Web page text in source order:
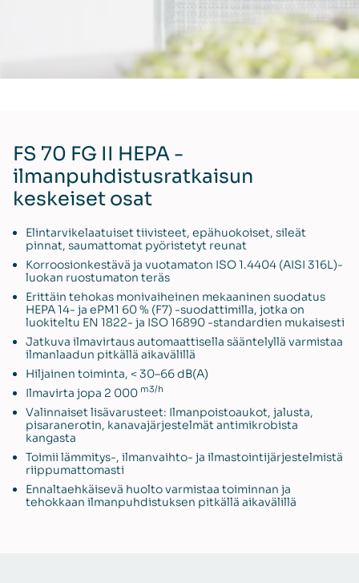
FS 70 FG II HEPA -
ilmanpuhdistusratkaisun
keskeiset osat
Elintarvikelaatuiset tiivisteet, epähuokoiset, sileät
pinnat, saumattomat pyöristetyt reunat
Korroosionkestävä ja vuotamaton ISO 1.4404 (AISI 316L)-
luokan ruostumaton teräs
Erittäin tehokas monivaiheinen mekaaninen suodatus
HEPA 14- ja ePM1 60 % (F7) -suodattimilla, jotka on
luokiteltu EN 1822- ja ISO 16890 -standardien mukaisesti
Jatkuva ilmavirtaus automaattisella sääntelyllä varmistaa
ilmanlaadun pitkällä aikavälillä
Hiljainen toiminta, < 30–66 dB(A)
Ilmavirta jopa 2 000 m3/h
Valinnaiset lisävarusteet: Ilmanpoistoaukot, jalusta,
pisaranerotin, kanavajärjestelmät antimikrobista
kangasta
Toimii lämmitys-, ilmanvaihto- ja ilmastointijärjestelmistä
riippumattomasti
Ennaltaehkäisevä huolto varmistaa toiminnan ja
tehokkaan ilmanpuhdistuksen pitkällä aikavälillä